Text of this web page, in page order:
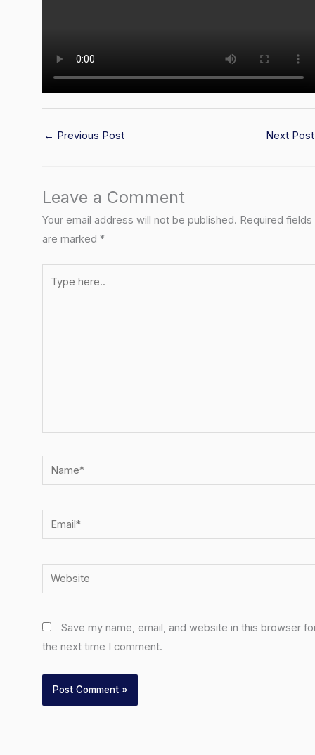
← Previous Post Next
Leave a Comment
Your email address will not be published. Required fields
are marked *
here..
Name*
Email*
Website
Save my name, email, and website in this browser
the next time I comment.